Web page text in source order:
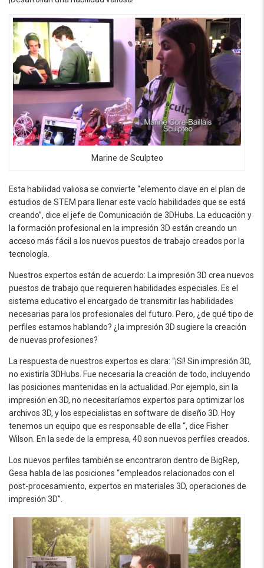
Marine de Sculpteo
Esta habilidad valiosa se convierte “elemento clave en el plan de
estudios de STEM para llenar este vacío habilidades que se está
creando”, dice el jefe de Comunicación de 3DHubs. La educación y
la formación profesional en la impresión 3D están creando un
acceso más fácil a los nuevos puestos de trabajo creados por la
tecnología.
Nuestros expertos están de acuerdo: La impresión 3D crea nuevos
puestos de trabajo que requieren habilidades especiales. Es el
sistema educativo el encargado de transmitir las habilidades
necesarias para los profesionales del futuro. Pero, ¿de qué tipo de
perfiles estamos hablando? ¿la impresión 3D sugiere la creación
de nuevas profesiones?
La respuesta de nuestros expertos es clara: “¡Sí! Sin impresión 3D,
no existiría 3DHubs. Fue necesaria la creación de todo, incluyendo
las posiciones mantenidas en la actualidad. Por ejemplo, sin la
impresión en 3D, no necesitaríamos expertos para optimizar los
archivos 3D, y los especialistas en software de diseño 3D. Hoy
tenemos un equipo que es responsable de ella “, dice Fisher
Wilson. En la sede de la empresa, 40 son nuevos perfiles creados.
Los nuevos perfiles también se encontraron dentro de BigRep,
Gesa habla de las posiciones “empleados relacionados con el
post-procesamiento, expertos en materiales 3D, operaciones de
impresión 3D”.